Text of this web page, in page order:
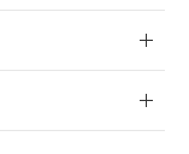
。
を完了
ない限
りま